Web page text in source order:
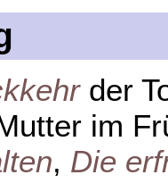
der
im
, Die